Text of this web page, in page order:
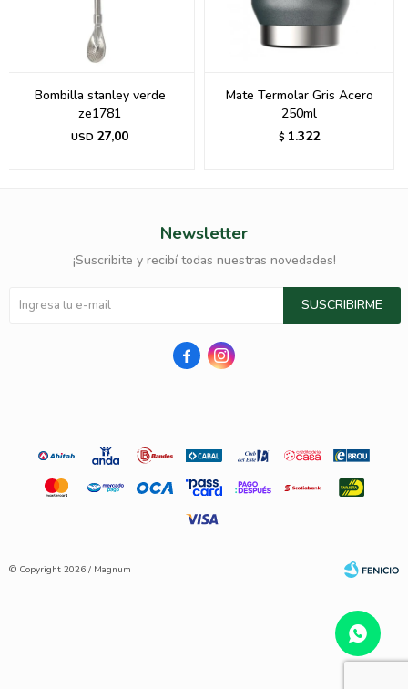
Bombilla stanley verde
ze1781
USD 27,00
Mate Termolar Gris Acero
250ml
$ 1.322
Newsletter
¡Suscribite y recibí todas nuestras novedades!
SUSCRIBIRME
 
© Copyright 2026 / Magnum